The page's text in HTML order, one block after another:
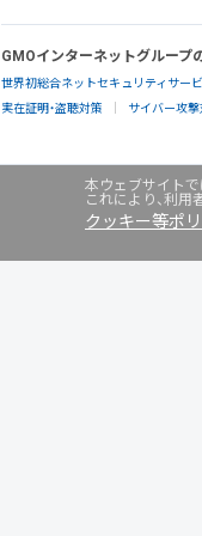
本ウェブサイトで
これにより、利
クッキー等ポ
GMOインターネットグループ
世界初総合ネットセキュリティサー
実在証明・盗聴対策 サイバー攻撃